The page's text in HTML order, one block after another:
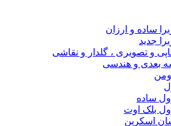
ساده و ارزان
جدید
و تصویری ، گلدار و نقاشی
بعدی و هندسی
ساده
بلک اوت
اسکرین